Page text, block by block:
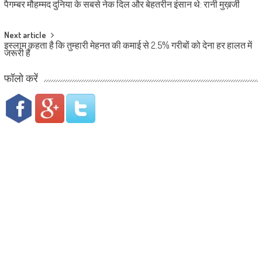
पैगम्बर मौहम्मद दुनिया के सबसे नेक दिल और बेहतरीन इंसान थे: रानी मुख़र्जी
Next article
इस्लाम कहता है कि तुम्हारी मेहनत की कमाई से 2.5% गरीबों को देना हर हालत में
जरूरी हैं
फॉलो करें